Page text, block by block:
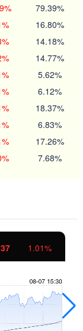
79.39%
16.80%
14.18%
14.77%
5.62%
6.12%
18.37%
6.83%
17.26%
7.68%
1.01%